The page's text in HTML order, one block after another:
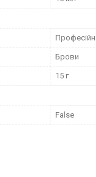
Брови
15 г
False